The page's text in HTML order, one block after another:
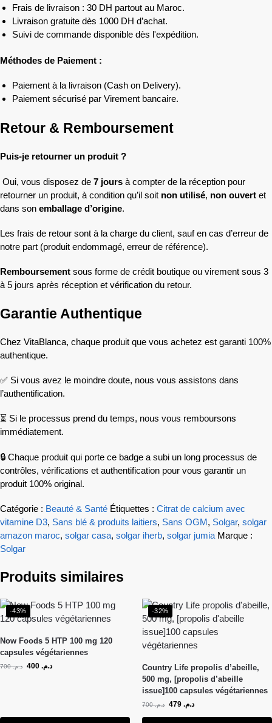
Frais de livraison : 30 DH partout au Maroc.
Livraison gratuite dès 1000 DH d’achat.
Suivi de commande disponible dès l'expédition.
Méthodes de Paiement :
Paiement à la livraison (Cash on Delivery).
Paiement sécurisé par Virement bancaire.
Retour & Remboursement
Puis-je retourner un produit ?
Oui, vous disposez de 7 jours à compter de la réception pour
retourner un produit, à condition qu’il soit non utilisé, non ouvert et
dans son emballage d’origine.
Les frais de retour sont à la charge du client, sauf en cas d’erreur de
notre part (produit endommagé, erreur de référence).
Remboursement sous forme de crédit boutique ou virement sous 3
à 5 jours après réception et vérification du retour.
Garantie Authentique
Chez VitaBlanca, chaque produit que vous achetez est garanti 100%
authentique.
✅ Si vous avez le moindre doute, nous vous assistons dans
l’authentification.
⏳ Si le processus prend du temps, nous vous remboursons
immédiatement.
🔒 Chaque produit qui porte ce badge a subi un long processus de
contrôles, vérifications et authentification pour vous garantir un
produit 100% original.
Catégorie : Beauté & Santé Étiquettes : Citrat de calcium avec
vitamine D3, Sans blé & produits laitiers, Sans OGM, Solgar, solgar
amazon maroc, solgar casa, solgar iherb, solgar jumia Marque :
Solgar
Produits similaires
-43%
Now Foods 5 HTP 100 mg 120
capsules végétariennes
د.م.700 د.م.
-32%
Country Life propolis d’abeille,
500 mg, [propolis d’abeille
issue]100 capsules végétariennes
د.م.700 د.م.